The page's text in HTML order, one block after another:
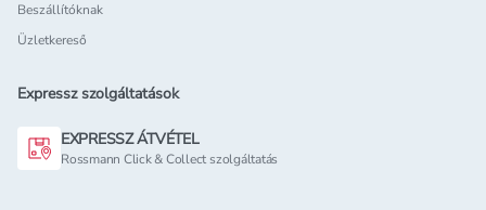
Beszállítóknak
Üzletkereső
Expressz szolgáltatások
EXPRESSZ ÁTVÉTEL
Rossmann Click & Collect szolgáltatás